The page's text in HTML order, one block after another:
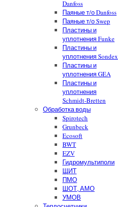
Danfoss
Паяные т/о Danfoss
Паяные т/о Swep
Пластины и
уплотнения Funke
Пластины и
уплотнения Sondex
Пластины и
уплотнения GEA
Пластины и
уплотнения
Schmidt-Bretten
Обработка воды
Spirotech
Grunbeck
Ecosoft
BWT
EZV
Гидромультиполи
ЩИТ
ПМО
ШОТ, АМО
УМОВ